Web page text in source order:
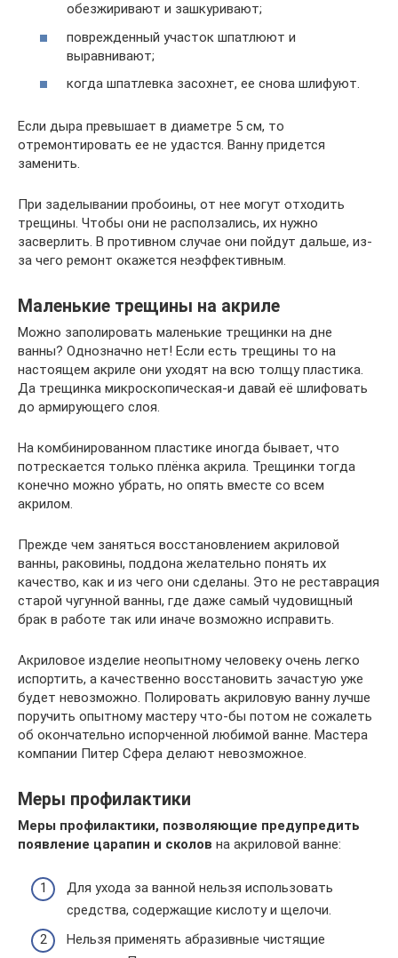
обезжиривают и зашкуривают;
поврежденный участок шпатлюют и
выравнивают;
когда шпатлевка засохнет, ее снова шлифуют.
Если дыра превышает в диаметре 5 см, то
отремонтировать ее не удастся. Ванну придется
заменить.
При заделывании пробоины, от нее могут отходить
трещины. Чтобы они не расползались, их нужно
засверлить. В противном случае они пойдут дальше, из-
за чего ремонт окажется неэффективным.
Маленькие трещины на акриле
Можно заполировать маленькие трещинки на дне
ванны? Однозначно нет! Если есть трещины то на
настоящем акриле они уходят на всю толщу пластика.
Да трещинка микроскопическая-и давай её шлифовать
до армирующего слоя.
На комбинированном пластике иногда бывает, что
потрескается только плёнка акрила. Трещинки тогда
конечно можно убрать, но опять вместе со всем
акрилом.
Прежде чем заняться восстановлением акриловой
ванны, раковины, поддона желательно понять их
качество, как и из чего они сделаны. Это не реставрация
старой чугунной ванны, где даже самый чудовищный
брак в работе так или иначе возможно исправить.
Акриловое изделие неопытному человеку очень легко
испортить, а качественно восстановить зачастую уже
будет невозможно. Полировать акриловую ванну лучше
поручить опытному мастеру что-бы потом не сожалеть
об окончательно испорченной любимой ванне. Мастера
компании Питер Сфера делают невозможное.
Меры профилактики
Меры профилактики, позволяющие предупредить
появление царапин и сколов на акриловой ванне:
Для ухода за ванной нельзя использовать
средства, содержащие кислоту и щелочи.
Нельзя применять абразивные чистящие